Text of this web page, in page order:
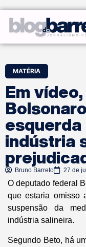
MATÉRIA
Em
esquerda
indústria
Bruno Barreto 27 de
O deputado federal
que estaria omisso
suspensão da
indústria salineira.
Segundo Beto, há